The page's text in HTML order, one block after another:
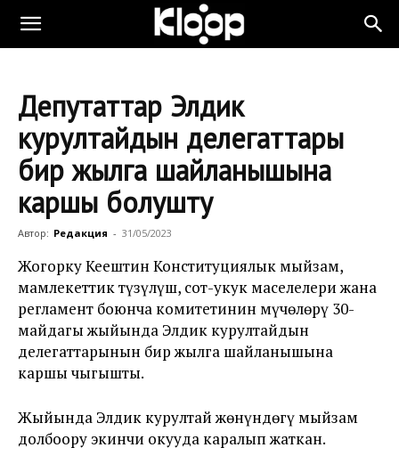
Депутаттар Элдик
курултайдын делегаттары
бир жылга шайланышына
каршы болушту
Автор: Редакция - 31/05/2023
Жогорку Кеңештин Конституциялык мыйзам,
мамлекеттик түзүлүш, сот-укук маселелери жана
регламент боюнча комитетинин мүчөлөрү 30-
майдагы жыйында Элдик курултайдын
делегаттарынын бир жылга шайланышына
каршы чыгышты.
Жыйында Элдик курултай жөнүндөгү мыйзам
долбоору экинчи окууда каралып жаткан.